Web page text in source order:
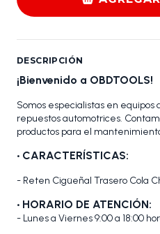
DESCRIPCIÓN
¡Bienvenido a OBDTOOLS!
Somos especialistas en equipos
repuestos automotrices.
productos para el
• CARACTERÍSTICAS:
- Reten Cigüeñal Trasero Cola
• HORARIO DE ATENCIÓN:
- Lunes a Viernes 9:00 a 18:00